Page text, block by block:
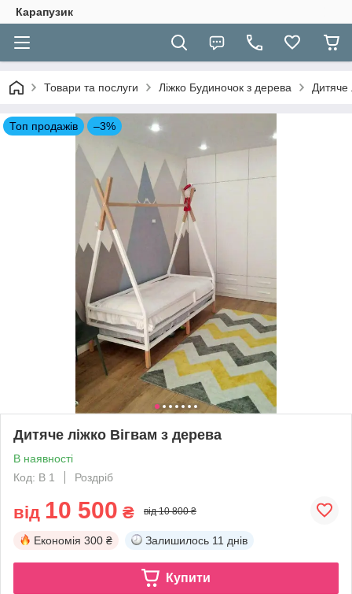
Карапузик
Товари та послуги Ліжко Будиночок з дерева Дитяче
Топ продажів –3%
Дитяче ліжко Вігвам з дерева
В наявності
Код: В 1
Роздріб
від 10 500 ₴ від 10 800 ₴
Економія 300 ₴ Залишилось 11 днів
Купити